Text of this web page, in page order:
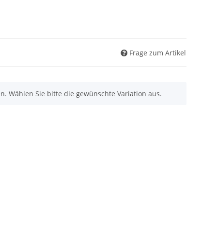
Frage zum Artikel
Wählen Sie bitte die gewünschte Variation aus.